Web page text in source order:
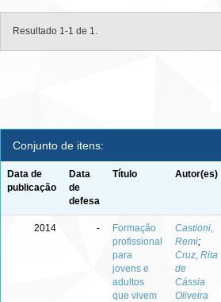
Resultado 1-1 de 1.
Conjunto de itens:
Data de
publicação
Data
de
defesa
Título Autor(es)
2014 -
Formação
profissional
para
jovens e
adultos
que vivem
Castioni,
Remi;
Cruz, Rita
de
Cássia
Oliveira